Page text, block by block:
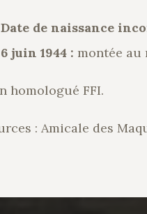
Date de naissance
6 juin 1944 : montée au
homologué FFI.
: Amicale des